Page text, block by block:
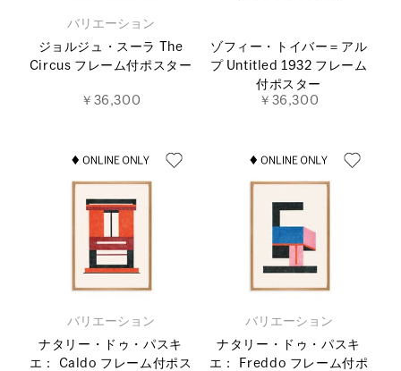
バリエーション
ジョルジュ・スーラ The
Circus フレーム付ポスター
￥36,300
ゾフィー・トイバー＝アル
プ Untitled 1932 フレーム
付ポスター
￥36,300
バリエーション
ナタリー・ドゥ・パスキ
エ： Caldo フレーム付ポス
バリエーション
ナタリー・ドゥ・パスキ
エ： Freddo フレーム付ポ